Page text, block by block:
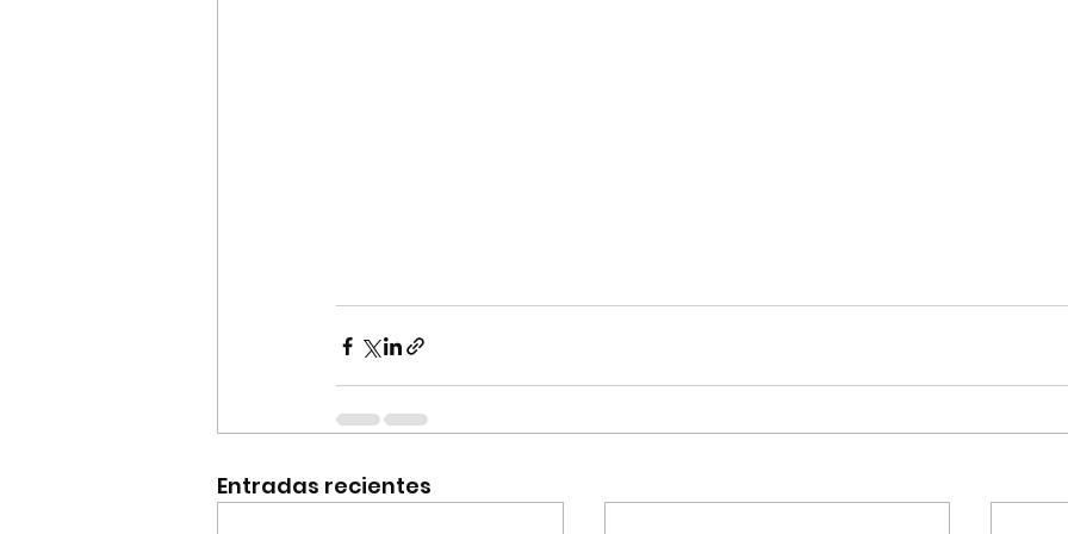
Entradas recientes